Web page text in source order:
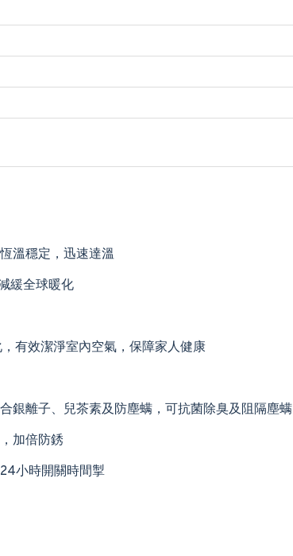
溫穩定，迅速達溫
緩全球暖化
有效潔淨室內空氣，保障家人健康
銀離子、兒茶素及防塵螨，可抗菌除臭及阻隔塵螨
加倍防銹
小時開關時間掣